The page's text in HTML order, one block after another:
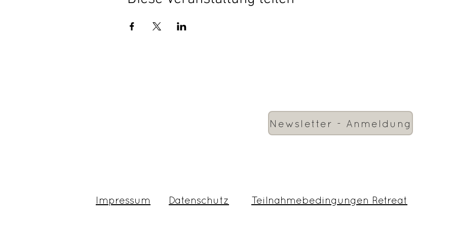
Datenschutz
Newsletter - Anmeldung
Impressum Teilnahmebedingungen Retreat